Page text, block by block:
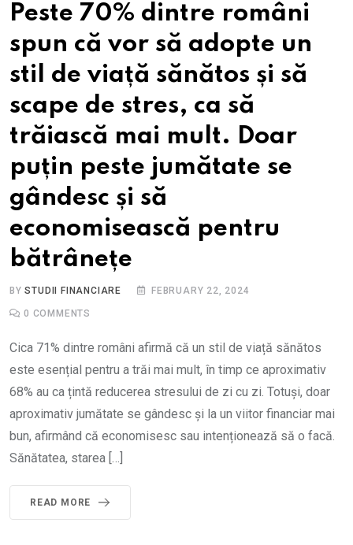
Peste 70% dintre români
spun că vor să adopte un
stil de viață sănătos și să
scape de stres, ca să
trăiască mai mult. Doar
puțin peste jumătate se
gândesc și să
economisească pentru
bătrânețe
BYSTUDII FINANCIARE FEBRUARY 22, 2024
0 COMMENTS
Cica 71% dintre români afirmă că un stil de viață sănătos
este esențial pentru a trăi mai mult, în timp ce aproximativ
68% au ca țintă reducerea stresului de zi cu zi. Totuși, doar
aproximativ jumătate se gândesc și la un viitor financiar mai
bun, afirmând că economisesc sau intenționează să o facă.
Sănătatea, starea […]
READ MORE